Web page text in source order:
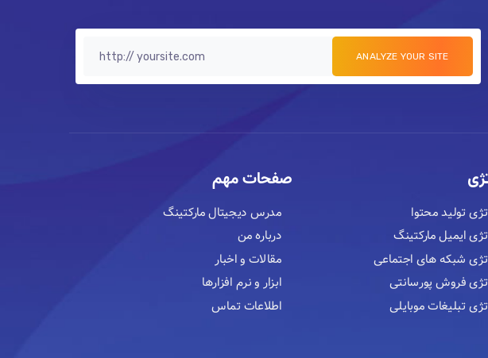
تولید محتوا
ایمیل مارکتینگ
شبکه های اجتماعی
فروش پورسانتی
تبلیغات موبایلی
صفحات مهم
مدرس دیجیتال مارکتینگ
درباره من
مقالات و اخبار
ابزار و نرم افزارها
اطلاعات تماس